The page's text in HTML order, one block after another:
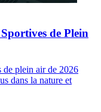
de Plein
de plein air de 2026
dans la nature et